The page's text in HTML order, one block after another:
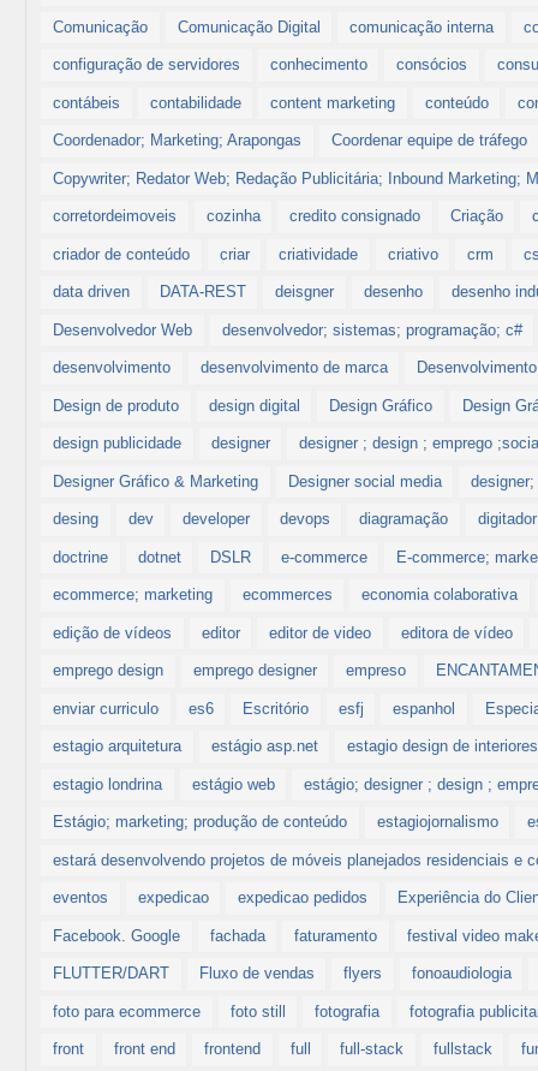
Comunicação Comunicação Digital comunicação interna
configuração de servidores conhecimento consócios
contábeis contabilidade content marketing conteúdo
Coordenador; Marketing; Arapongas Coordenar equipe de tráfego
Copywriter; Redator Web; Redação Publicitária; Inbound Marketing;
corretordeimoveis cozinha credito consignado Criação
criador de conteúdo criar criatividade criativo crm
data driven DATA-REST deisgner desenho desenho
Desenvolvedor Web desenvolvedor; sistemas; programação; c#
desenvolvimento desenvolvimento de marca
Design de produto design digital Design Gráfico Design
design publicidade designer designer ; design ; emprego
Designer Gráfico & Marketing Designer social media
desing dev developer devops diagramação digitador
doctrine dotnet DSLR e-commerce E-commerce;
ecommerce; marketing ecommerces economia colaborativa
edição de vídeos editor editor de video editora de vídeo
emprego design emprego designer empreso
enviar curriculo es6 Escritório esfj espanhol
estagio arquitetura estágio asp.net estagio design de interiores
estagio londrina estágio web estágio; designer ; design ;
Estágio; marketing; produção de conteúdo estagiojornalismo
estará desenvolvendo projetos de móveis planejados residenciais e
eventos expedicao expedicao pedidos Experiência do
Facebook. Google fachada faturamento festival video
FLUTTER/DART Fluxo de vendas flyers fonoaudiologia
foto para ecommerce foto still fotografia fotografia
front front end frontend full full-stack fullstack